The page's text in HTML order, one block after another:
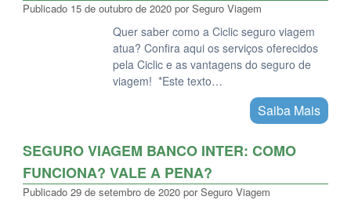
Publicado 15 de outubro de 2020 por Seguro Viagem
Quer saber como a Ciclic seguro viagem
atua? Confira aqui os serviços oferecidos
pela Ciclic e as vantagens do seguro de
viagem! *Este texto…
Saiba Mais
SEGURO VIAGEM BANCO INTER: COMO
FUNCIONA? VALE A PENA?
Publicado 29 de setembro de 2020 por Seguro Viagem